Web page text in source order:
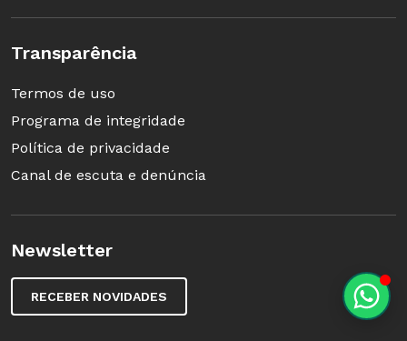
Transparência
Termos de uso
Programa de integridade
Política de privacidade
Canal de escuta e denúncia
Newsletter
RECEBER NOVIDADES